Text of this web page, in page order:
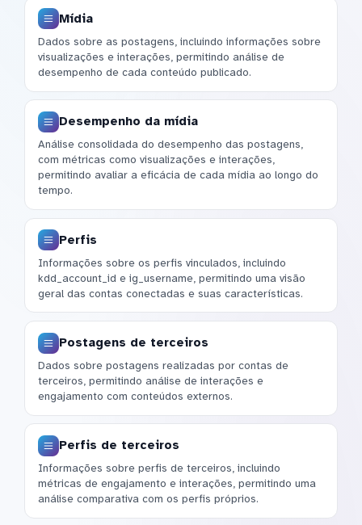
Mídia
Dados sobre as postagens, incluindo informações sobre
visualizações e interações, permitindo análise de
desempenho de cada conteúdo publicado.
Desempenho da mídia
Análise consolidada do desempenho das postagens,
com métricas como visualizações e interações,
permitindo avaliar a eficácia de cada mídia ao longo do
tempo.
Perfis
Informações sobre os perfis vinculados, incluindo
kdd_account_id e ig_username, permitindo uma visão
geral das contas conectadas e suas características.
Postagens de terceiros
Dados sobre postagens realizadas por contas de
terceiros, permitindo análise de interações e
engajamento com conteúdos externos.
Perfis de terceiros
Informações sobre perfis de terceiros, incluindo
métricas de engajamento e interações, permitindo uma
análise comparativa com os perfis próprios.